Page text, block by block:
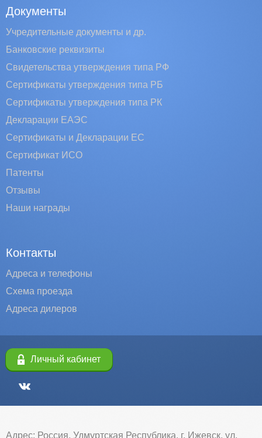
Документы
Учредительные документы и др.
Банковские реквизиты
Свидетельства утверждения типа РФ
Сертификаты утверждения типа РБ
Сертификаты утверждения типа РК
Декларации ЕАЭС
Сертификаты и Декларации EC
Сертификат ИСО
Патенты
Отзывы
Наши награды
Контакты
Адреса и телефоны
Схема проезда
Адреса дилеров
Личный кабинет
Адрес: Россия, Удмуртская Республика, г. Ижевск, ул.